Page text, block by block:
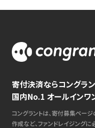
寄付決済ならコングラ
国内No.1 オールインワ
コングラントは、寄付募集ペー
作成など、ファンドレイジング